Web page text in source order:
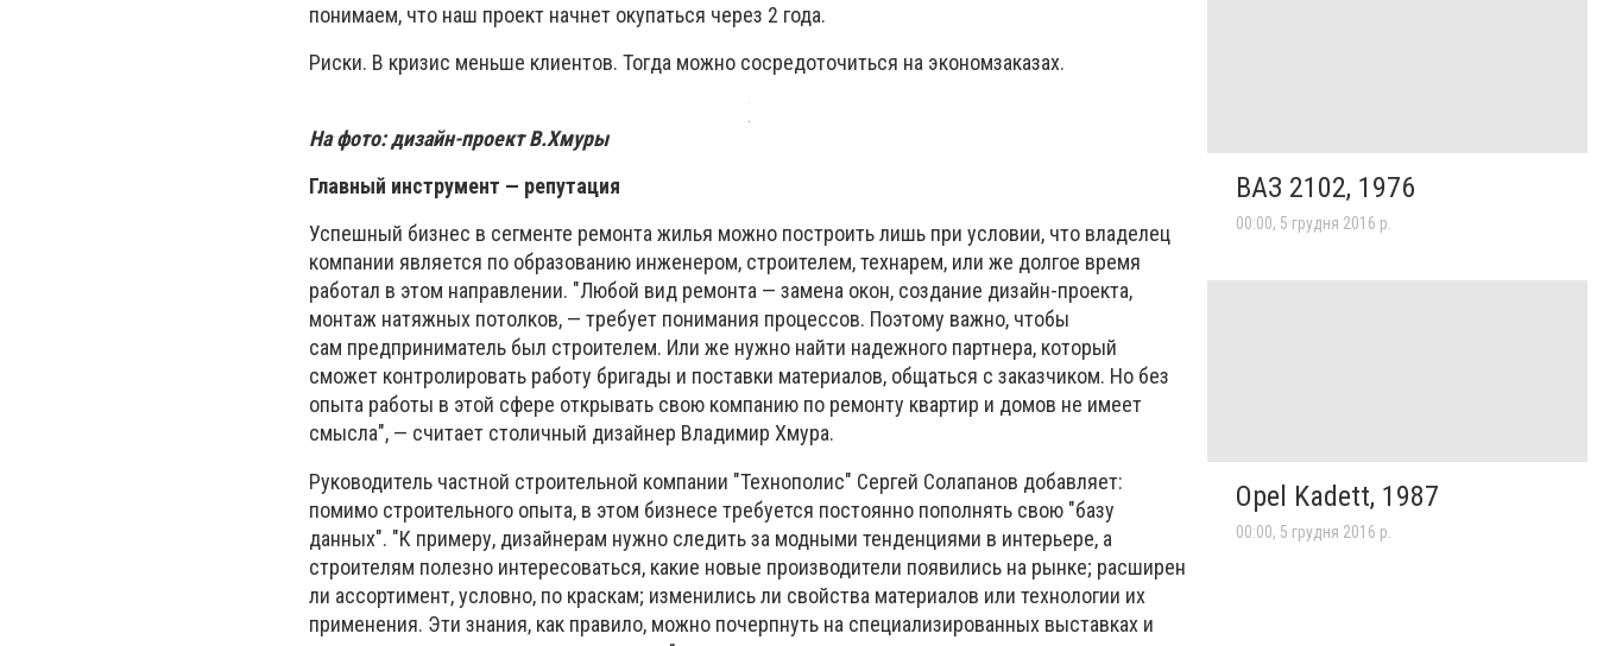
понимаем, что наш проект начнет окупаться через 2 года.
Риски. В кризис меньше клиентов. Тогда можно сосредоточиться на экономзаказах.
На фото: дизайн-проект В.Хмуры
Главный инструмент — репутация
Успешный бизнес в сегменте ремонта жилья можно построить лишь при условии, что владелец
компании является по образованию инженером, строителем, технарем, или же долгое время
работал в этом направлении. "Любой вид ремонта — замена окон, создание дизайн-проекта,
монтаж натяжных потолков, — требует понимания процессов. Поэтому важно, чтобы
сам предприниматель был строителем. Или же нужно найти надежного партнера, который
сможет контролировать работу бригады и поставки материалов, общаться с заказчиком. Но без
опыта работы в этой сфере открывать свою компанию по ремонту квартир и домов не имеет
смысла", — считает столичный дизайнер Владимир Хмура.
Руководитель частной строительной компании "Технополис" Сергей Солапанов добавляет:
помимо строительного опыта, в этом бизнесе требуется постоянно пополнять свою "базу
данных". "К примеру, дизайнерам нужно следить за модными тенденциями в интерьере, а
строителям полезно интересоваться, какие новые производители появились на рынке; расширен
ли ассортимент, условно, по краскам; изменились ли свойства материалов или технологии их
применения. Эти знания, как правило, можно почерпнуть на специализированных выставках и
ВАЗ 2102, 1976
00:00, 5 грудня 2016 р.
Opel Kadett, 1987
00:00, 5 грудня 2016 р.